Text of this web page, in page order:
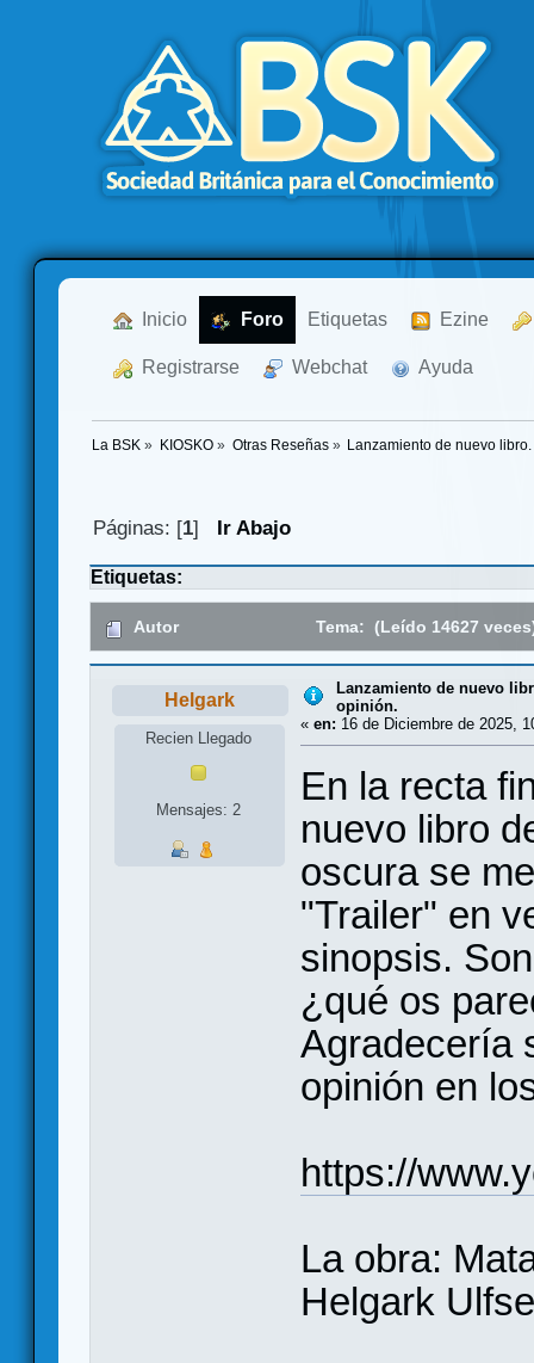
Inicio Foro Etiquetas Ezine
Registrarse Webchat Ayuda
La BSK » KIOSKO» Otras Reseñas» Lanzamiento de nuevo
Páginas: [1] Ir Abajo
Etiquetas:
Autor Tema: (Leído 14627
Helgark
Recien Llegado
Mensajes: 2
Lanzamiento de nuevo
opinión.
« en: 16 de Diciembre de 2025,
En la recta
nuevo libro
oscura se
"Trailer" en
sinopsis.
¿qué os
Agradecería
opinión en
https://
La obra:
Helgark